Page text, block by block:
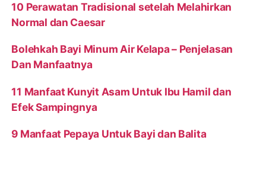
10 Perawatan Tradisional setelah Melahirkan
Normal dan Caesar
Bolehkah Bayi Minum Air Kelapa – Penjelasan
Dan Manfaatnya
11 Manfaat Kunyit Asam Untuk Ibu Hamil dan
Efek Sampingnya
9 Manfaat Pepaya Untuk Bayi dan Balita